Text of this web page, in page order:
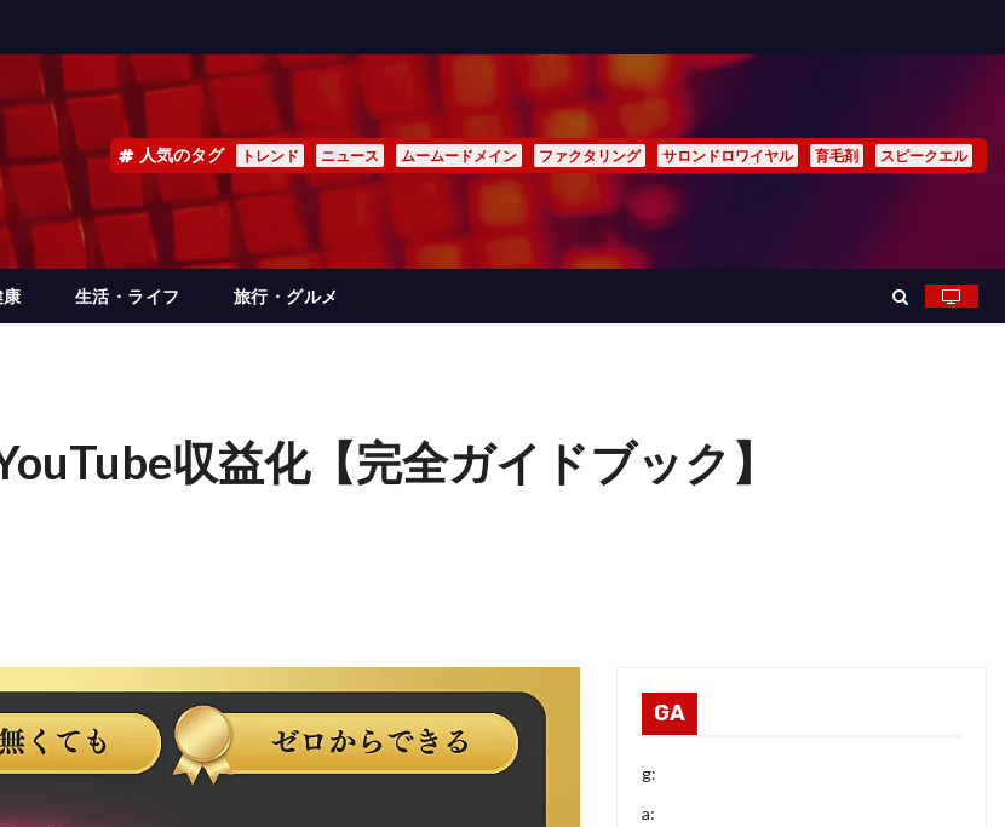
人気のタグ トレンド ニュース ムームードメイン ファクタリング サロンドロワイヤル 育毛剤 スピークエル
生活・ライフ 旅行・グルメ
収益化【完全ガイドブック】
GA
g:
a: